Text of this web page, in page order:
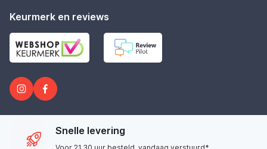
Keurmerk en reviews
Snelle levering